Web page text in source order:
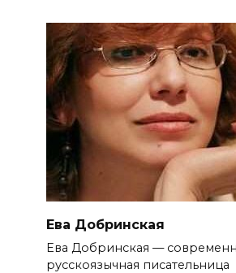
Ева Добринская
Ева Добринская —
русскоязычная писательница